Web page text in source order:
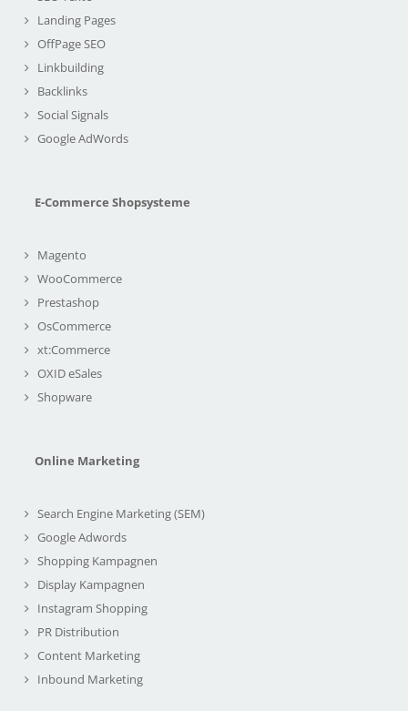
Landing Pages
OffPage SEO
Linkbuilding
Backlinks
Social Signals
Google AdWords
E-Commerce Shopsysteme
Magento
WooCommerce
Prestashop
OsCommerce
xt:Commerce
OXID eSales
Shopware
Online Marketing
Search Engine Marketing (SEM)
Google Adwords
Shopping Kampagnen
Display Kampagnen
Instagram Shopping
PR Distribution
Content Marketing
Inbound Marketing